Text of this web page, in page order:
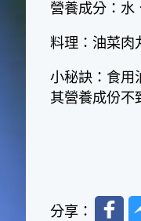
營養成分：水
料理：油菜肉
小秘訣：食用
其營養成份不
分享：